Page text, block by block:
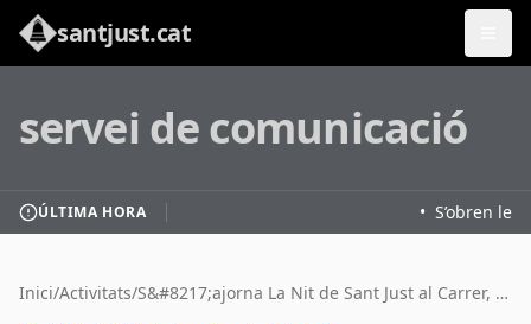
santjust.cat
servei de comunicació
ÚLTIMA HORA S’obren
Inici/Activitats/ S&#8217;ajorna La Nit de Sant Just al Carrer, per risc de pluja